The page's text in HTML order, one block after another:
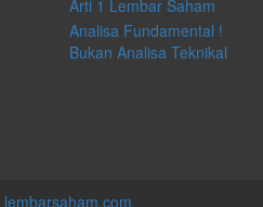
Arti 1 Lembar Saham
Analisa Fundamental !
Bukan Analisa Teknikal
lembarsaham.com